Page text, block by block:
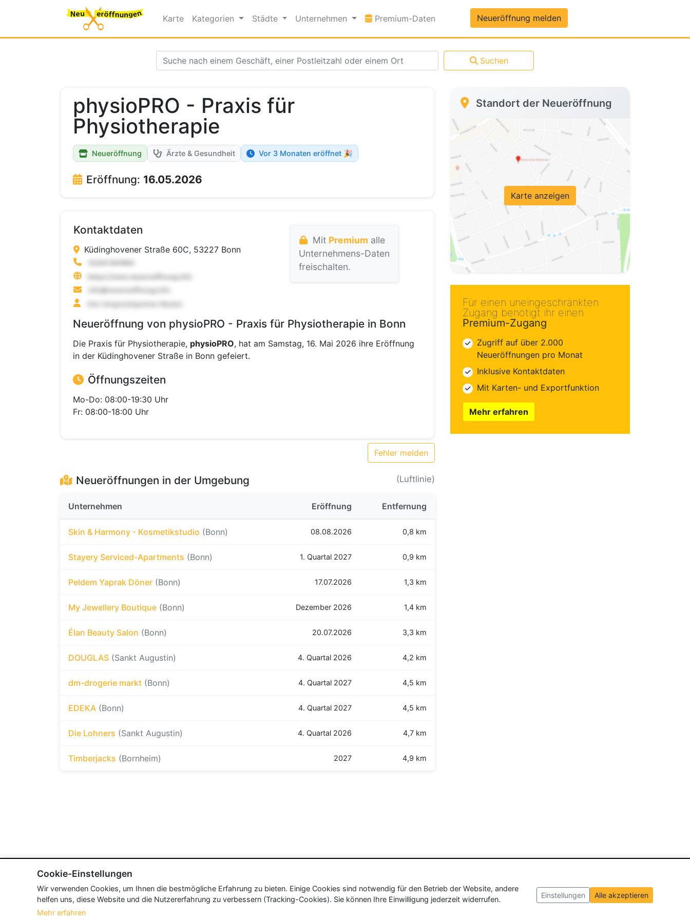
Karte Kategorien Städte Unternehmen Premium-Daten Premium-DatenNeueröffnung melden
Suchen
physioPRO - Praxis für
Physiotherapie
Neueröffnung Ärzte & Gesundheit Vor 3 Monaten eröffnet 🎉
Eröffnung: 16.05.2026
Kontaktdaten
Küdinghovener Straße 60C, 53227 Bonn
Mit Premium alle
Unternehmens-Daten
freischalten.
Neueröffnung von physioPRO - Praxis für Physiotherapie in Bonn
Die Praxis für Physiotherapie, physioPRO, hat am Samstag, 16. Mai 2026 ihre Eröffnung
in der Küdinghovener Straße in Bonn gefeiert.
Öffnungszeiten
Mo-Do: 08:00-19:30 Uhr
Fr: 08:00-18:00 Uhr
Fehler melden
Neueröffnungen in der Umgebung (Luftlinie)
Unternehmen Eröffnung Entfernung
Skin & Harmony - Kosmetikstudio (Bonn) 08.08.2026 0,8 km
Stayery Serviced-Apartments (Bonn) 1. Quartal 2027 0,9 km
Peldem Yaprak Döner (Bonn) 17.07.2026 1,3 km
My Jewellery Boutique (Bonn) Dezember 2026 1,4 km
Élan Beauty Salon (Bonn) 20.07.2026 3,3 km
DOUGLAS (Sankt Augustin) 4. Quartal 2026 4,2 km
dm-drogerie markt (Bonn) 4. Quartal 2027 4,5 km
EDEKA (Bonn) 4. Quartal 2027 4,5 km
Die Lohners (Sankt Augustin) 4. Quartal 2026 4,7 km
Timberjacks (Bornheim) 2027 4,9 km
Standort der Neueröffnung
Karte anzeigen
Für einen uneingeschränkten
Zugang benötigt ihr einen
Premium-Zugang
Zugriff auf über 2.000
Neueröffnungen pro Monat
Inklusive Kontaktdaten
Mit Karten- und Exportfunktion
Mehr erfahren
Cookie-Einstellungen
Wir verwenden Cookies, um Ihnen die bestmögliche Erfahrung zu bieten. Einige Cookies sind notwendig für den Betrieb der Website, andere
helfen uns, diese Website und die Nutzererfahrung zu verbessern (Tracking-Cookies). Sie können Ihre Einwilligung jederzeit widerrufen.
Mehr erfahren
Einstellungen Alle akzeptieren